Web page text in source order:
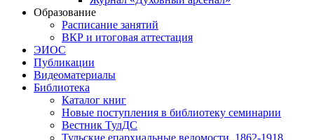
Образование
Расписание занятий
ВКР и итоговая аттестация
ЭИОС
Публикации
Видеоматериалы
Библиотека
Каталог книг
Новые поступления в библиотеку семинарии
Вестник ТулДС
Тульские епархиальные ведомости. 1862-1918.